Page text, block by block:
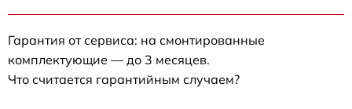
Гарантия от сервиса: на смонтированные
комплектующие — до 3 месяцев.
Что считается гарантийным случаем?